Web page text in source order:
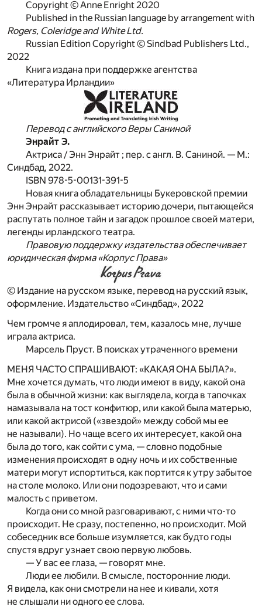
Copyright © Anne Enright 2020
Published in the Russian language by arrangement with
Rogers, Coleridge and White Ltd.
Russian Edition Copyright © Sindbad Publishers Ltd.,
2022
Книга издана при поддержке агентства
«Литература Ирландии»
Перевод с английского Веры Саниной
Энрайт Э.
Актриса / Энн Энрайт ; пер. с англ. В. Саниной. — М.:
Синдбад, 2022.
ISBN 978-5-00131-391-5
Новая книга обладательницы Букеровской премии
Энн Энрайт рассказывает историю дочери, пытающейся
распутать полное тайн и загадок прошлое своей матери,
легенды ирландского театра.
Правовую поддержку издательства обеспечивает
юридическая фирма «Корпус Права»
© Издание на русском языке, перевод на русский язык,
оформление. Издательство «Синдбад», 2022
Чем громче я аплодировал, тем, казалось мне, лучше
играла актриса.
Марсель Пруст. В поисках утраченного времени
МЕНЯ ЧАСТО СПРАШИВАЮТ: «КАКАЯ ОНА БЫЛА?».
Мне хочется думать, что люди имеют в виду, какой она
была в обычной жизни: как выглядела, когда в тапочках
намазывала на тост конфитюр, или какой была матерью,
или какой актрисой («звездой» между собой мы ее
не называли). Но чаще всего их интересует, какой она
была до того, как сойти с ума, — словно подобные
изменения происходят в одну ночь и их собственные
матери могут испортиться, как портится к утру забытое
на столе молоко. Или они подозревают, что и сами
малость с приветом.
Когда они со мной разговаривают, с ними что-то
происходит. Не сразу, постепенно, но происходит. Мой
собеседник все больше изумляется, как будто годы
спустя вдруг узнает свою первую любовь.
— У вас ее глаза, — говорят мне.
Люди ее любили. В смысле, посторонние люди.
Я видела, как они смотрели на нее и кивали, хотя
не слышали ни одного ее слова.